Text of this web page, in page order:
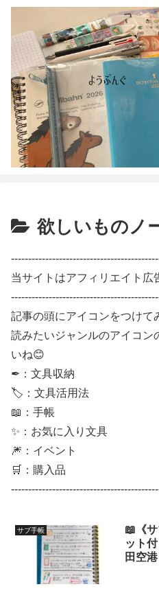
欲しいものノ
当サイトはアフィリエイト広
記事の頭にアイコンをつけて
読みたいジャンルのアイコン
いね😊
✒：文具収納
🏷：文具活用法
📖：手帳
✨：お気に入り文具
🎆：イベント
🛒：購入品
サブ手帳
📖《
ット
田空